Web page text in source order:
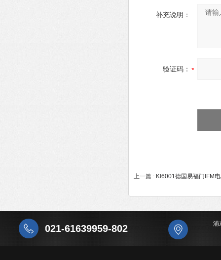
补充说明：
验证码：
上一篇 : KI6001德国易福门IFM
021-61639959-802 浦